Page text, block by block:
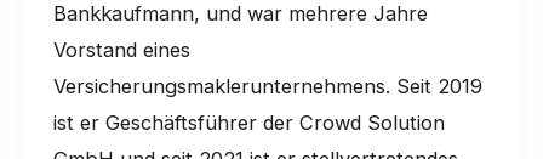
Bankkaufmann, und war mehrere Jahre
Vorstand eines
Versicherungsmaklerunternehmens. Seit 2019
ist er Geschäftsführer der Crowd Solution